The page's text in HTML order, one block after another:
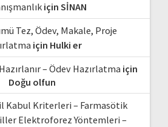
için SİNAN
Tez, Ödev, Makale, Proje
için Hulki er
– Ödev Hazırlatma için
Doğu olfun
Kabul Kriterleri – Farmasötik
Elektroforez Yöntemleri –